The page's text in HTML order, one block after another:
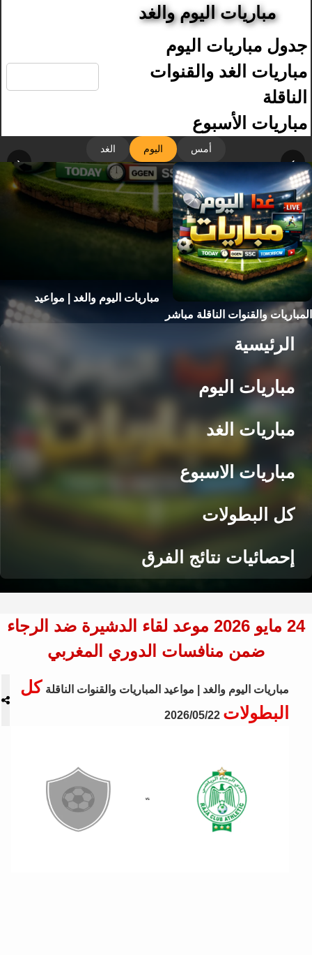
مباريات اليوم والغد
جدول مباريات اليوم
مباريات الغد والقنوات
الناقلة
مباريات الأسبوع
أمس اليوم الغد
‹ ›
مباريات اليوم والغد | مواعيد
المباريات والقنوات الناقلة مباشر
الرئيسية
مباريات اليوم
مباريات الغد
مباريات الاسبوع
كل البطولات
إحصائيات نتائج الفرق
24 مايو 2026 موعد لقاء الدشيرة ضد الرجاء
ضمن منافسات الدوري المغربي
مباريات اليوم والغد | مواعيد المباريات والقنوات الناقلة كل
البطولات 2026/05/22